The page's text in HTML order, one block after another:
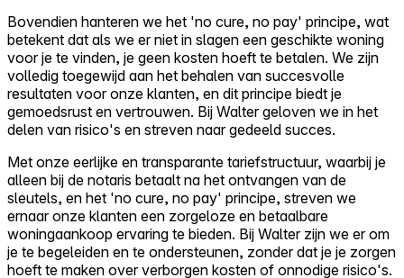
Bovendien hanteren we het 'no cure, no pay' principe, wat
betekent dat als we er niet in slagen een geschikte woning
voor je te vinden, je geen kosten hoeft te betalen. We zijn
volledig toegewijd aan het behalen van succesvolle
resultaten voor onze klanten, en dit principe biedt je
gemoedsrust en vertrouwen. Bij Walter geloven we in het
delen van risico's en streven naar gedeeld succes.
Met onze eerlijke en transparante tariefstructuur, waarbij je
alleen bij de notaris betaalt na het ontvangen van de
sleutels, en het 'no cure, no pay' principe, streven we
ernaar onze klanten een zorgeloze en betaalbare
woningaankoop ervaring te bieden. Bij Walter zijn we er om
je te begeleiden en te ondersteunen, zonder dat je je zorgen
hoeft te maken over verborgen kosten of onnodige risico's.